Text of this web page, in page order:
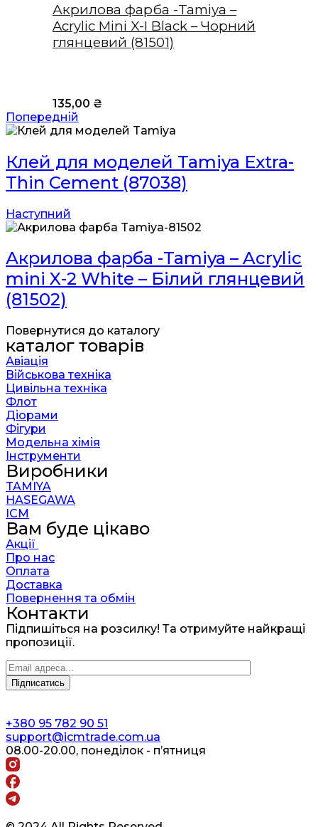
Акрилова фарба -Tamiya –
Acrylic Mini X-I Black – Чорний
глянцевий (81501)
135,00 ₴
Попередній
Клей для моделей Tamiya Extra-
Thin Cement (87038)
Наступний
Акрилова фарба -Tamiya – Acrylic
mini X-2 White – Білий глянцевий
(81502)
Повернутися до каталогу
каталог товарів
Авіація
Військова техніка
Цивільна техніка
Флот
Діорами
Фігури
Модельна хімія
Інструменти
Виробники
TAMIYA
HASEGAWA
ICM
Вам буде цікаво
Акції
Про нас
Оплата
Доставка
Повернення та обмін
Контакти
Підпишіться на розсилку! Та отримуйте найкращі
пропозиції.
+380 95 782 90 51
support@icmtrade.com.ua
08.00-20.00, понеділок - п’ятниця